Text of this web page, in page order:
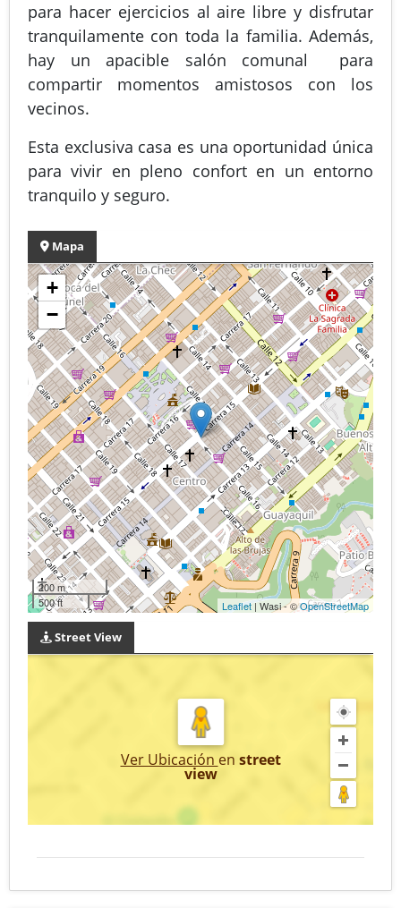
para hacer ejercicios al aire libre y disfrutar
tranquilamente con toda la familia. Además,
hay un apacible salón comunal para
compartir momentos amistosos con los
vecinos.
Esta exclusiva casa es una oportunidad única
para vivir en pleno confort en un entorno
tranquilo y seguro.
Mapa
+
−
200 m
500 ft
Leaflet | Wasi - ©OpenStreetMap
Street View
Ver Ubicación en street
view